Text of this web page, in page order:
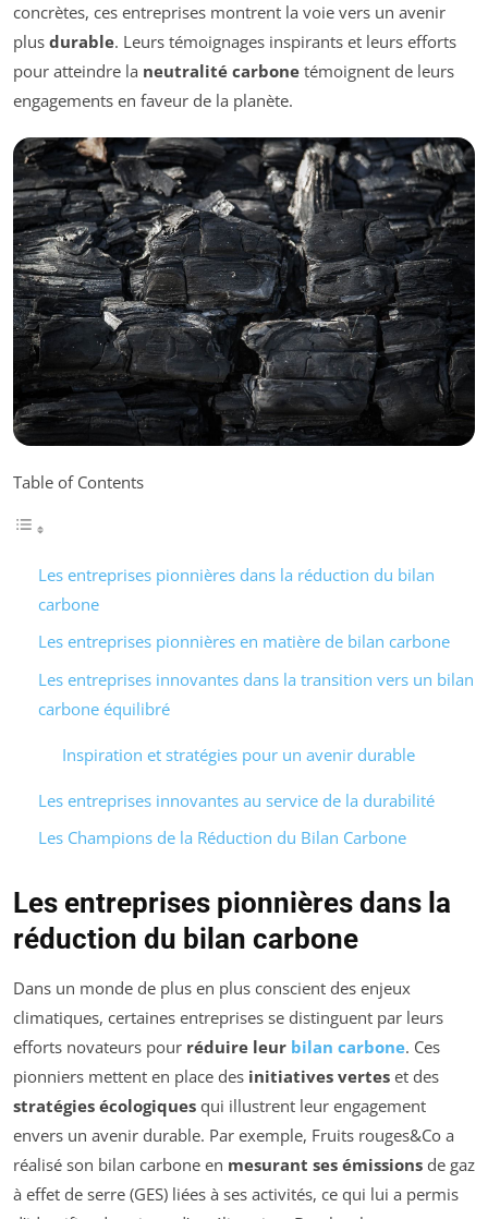
concrètes, ces entreprises montrent la voie vers un avenir
plus durable. Leurs témoignages inspirants et leurs efforts
pour atteindre la neutralité carbone témoignent de leurs
engagements en faveur de la planète.
Table of Contents
Les entreprises pionnières dans la réduction du bilan
carbone
Les entreprises pionnières en matière de bilan carbone
Les entreprises innovantes dans la transition vers un bilan
carbone équilibré
Inspiration et stratégies pour un avenir durable
Les entreprises innovantes au service de la durabilité
Les Champions de la Réduction du Bilan Carbone
Les entreprises pionnières dans la
réduction du bilan carbone
Dans un monde de plus en plus conscient des enjeux
climatiques, certaines entreprises se distinguent par leurs
efforts novateurs pour réduire leur bilan carbone. Ces
pionniers mettent en place des initiatives vertes et des
stratégies écologiques qui illustrent leur engagement
envers un avenir durable. Par exemple, Fruits rouges&Co a
réalisé son bilan carbone en mesurant ses émissions de gaz
à effet de serre (GES) liées à ses activités, ce qui lui a permis